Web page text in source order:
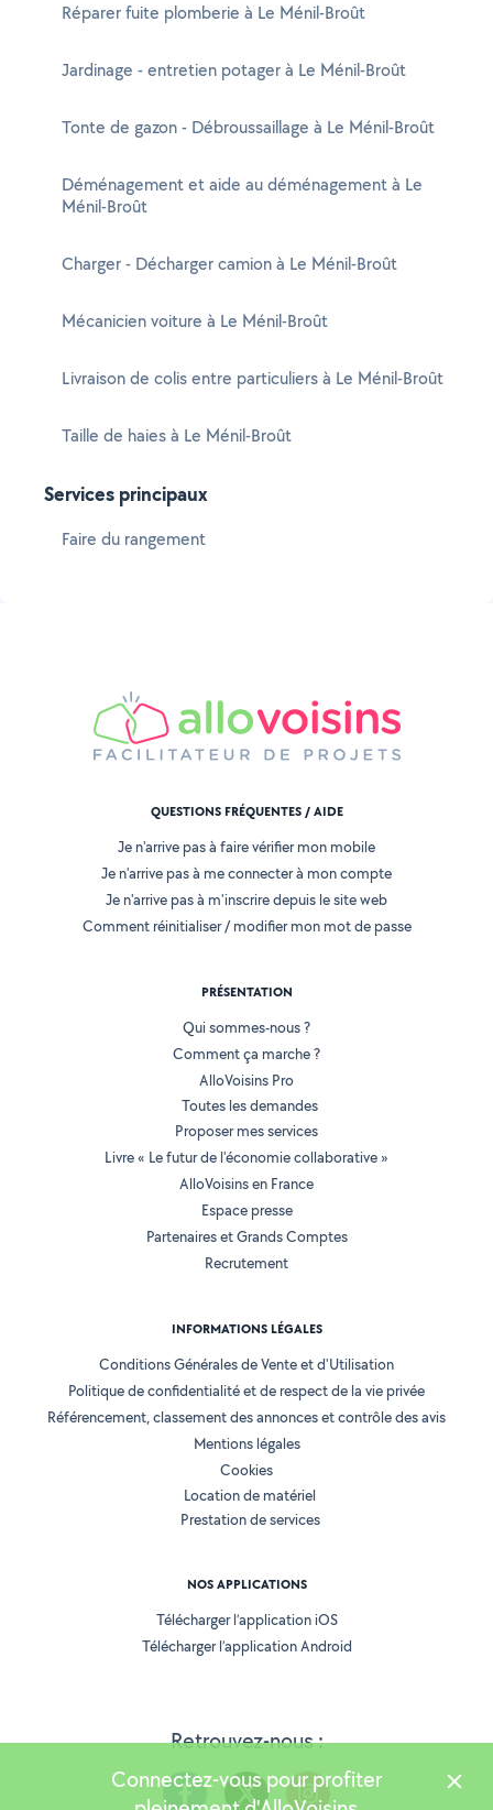
Réparer fuite plomberie à Le Ménil-Broût
Jardinage - entretien potager à Le Ménil-Broût
Tonte de gazon - Débroussaillage à Le Ménil-Broût
Déménagement et aide au déménagement à Le
Ménil-Broût
Charger - Décharger camion à Le Ménil-Broût
Mécanicien voiture à Le Ménil-Broût
Livraison de colis entre particuliers à Le Ménil-Broût
Taille de haies à Le Ménil-Broût
Services principaux
Faire du rangement
Retrouvez-nous :
QUESTIONS FRÉQUENTES / AIDE
Je n'arrive pas à faire vérifier mon mobile
Je n'arrive pas à me connecter à mon compte
Je n'arrive pas à m'inscrire depuis le site web
Comment réinitialiser / modifier mon mot de passe
PRÉSENTATION
Qui sommes-nous ?
Comment ça marche ?
AlloVoisins Pro
Toutes les demandes
Proposer mes services
Livre « Le futur de l'économie collaborative »
AlloVoisins en France
Espace presse
Partenaires et Grands Comptes
Recrutement
INFORMATIONS LÉGALES
Conditions Générales de Vente et d'Utilisation
Politique de confidentialité et de respect de la vie privée
Référencement, classement des annonces et contrôle des avis
Mentions légales
Cookies
Location de matériel
Prestation de services
NOS APPLICATIONS
Télécharger l’application iOS
Télécharger l’application Android
Connectez-vous pour profiter